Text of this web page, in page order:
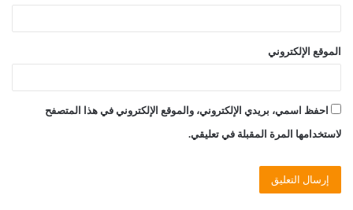
الموقع الإلكتروني
احفظ اسمي، بريدي الإلكتروني، والموقع الإلكتروني في هذا المتصفح
لاستخدامها المرة المقبلة في تعليقي.